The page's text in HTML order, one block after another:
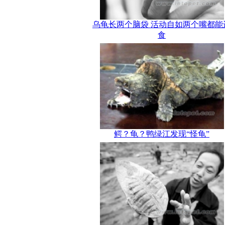
乌龟长两个脑袋 活动自如两个嘴都能
食
鳄？龟？鸭绿江发现“怪龟”